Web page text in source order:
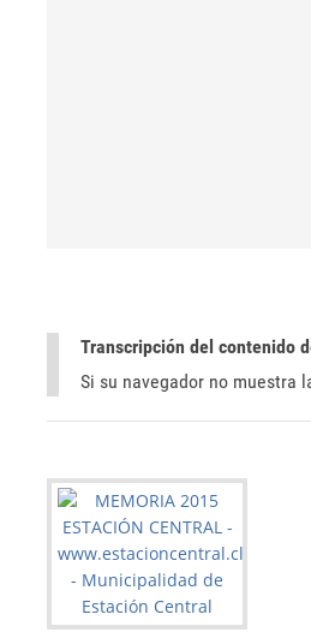
Transcripción del contenido
Si su navegador no muestra